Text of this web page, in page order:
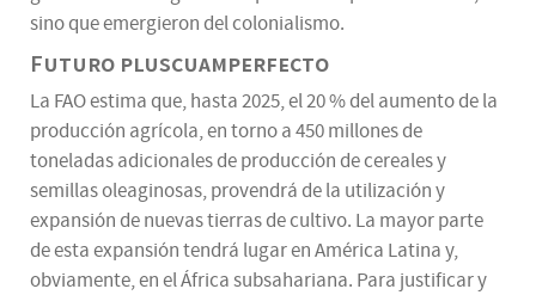
sino que emergieron del colonialismo.
Futuro pluscuamperfecto
La FAO estima que, hasta 2025, el 20 % del aumento de la
producción agrícola, en torno a 450 millones de
toneladas adicionales de producción de cereales y
semillas oleaginosas, provendrá de la utilización y
expansión de nuevas tierras de cultivo. La mayor parte
de esta expansión tendrá lugar en América Latina y,
obviamente, en el África subsahariana. Para justificar y